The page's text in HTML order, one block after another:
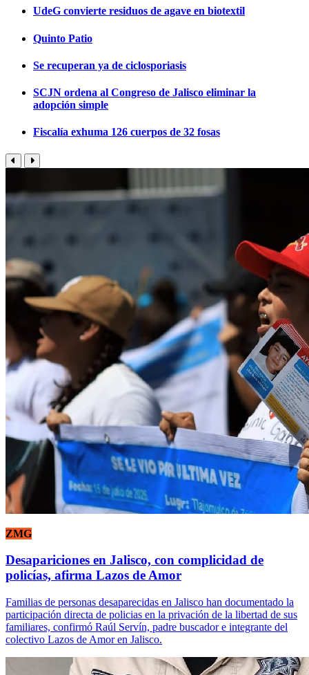
UdeG convierte residuos de agave en biotextil
Quinto Patio
Se recuperan ya de ciclosporiasis
SCJN ordena al Congreso de Jalisco eliminar la
adopción simple
Fiscalía exhuma 126 cuerpos de 32 fosas
ZMG
Desapariciones en Jalisco, con complicidad de
policías, afirma Lazos de Amor
Familias de personas desaparecidas en Jalisco han documentado la
participación directa de policias en la privación de la libertad de sus
familiares, confirmó Raúl Servín, padre buscador e integrante del
colectivo Lazos de Amor en Jalisco.